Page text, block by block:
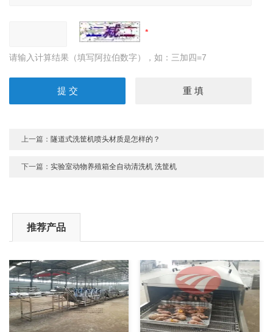
请输入计算结果（填写阿拉伯数字），如：三加四=7
上一篇：隧道式洗筐机喷头材质是怎样的？
下一篇：实验室动物养殖箱全自动清洗机 洗筐机
推荐产品